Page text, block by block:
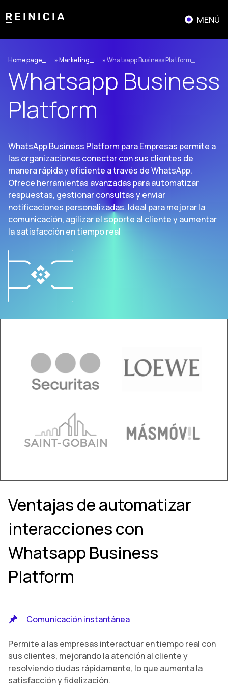
al
MENÚ
Home page »Marketing »Whatsapp Business Platform
Whatsapp Business
Platform
WhatsApp Business Platform para Empresas permite a
las organizaciones conectar con sus clientes de
manera rápida y eficiente a través de WhatsApp.
Ofrece herramientas avanzadas para automatizar
respuestas, gestionar consultas y enviar
notificaciones personalizadas. Ideal para mejorar la
comunicación, agilizar el soporte al cliente y aumentar
la satisfacción en tiempo real
Ventajas deautomatizar
interacciones con
Whatsapp Business
Platform
Comunicación instantánea
Permite a las empresas interactuar en tiempo real con
sus clientes, mejorando la atención al cliente y
resolviendo dudas rápidamente, lo que aumenta la
satisfacción y fidelización.